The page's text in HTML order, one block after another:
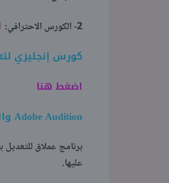
2- الكورس الاحترافي:
كورس إنجليزي
اضغط هنا
Adobe Audition والطريقة الأمثل لاحترافه:-
برنامج عملاق
عليها.